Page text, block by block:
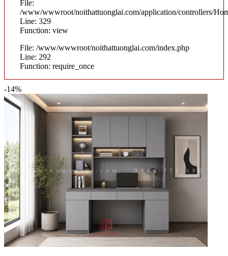
File:
/www/wwwroot/noithattuonglai.com/application/controllers/
Line: 329
Function: view
File: /www/wwwroot/noithattuonglai.com/index.php
Line: 292
Function: require_once
-14%